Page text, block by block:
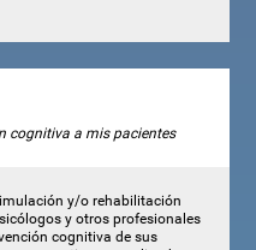
cognitiva a mis pacientes
y/o rehabilitación
y otros profesionales
cognitiva de sus